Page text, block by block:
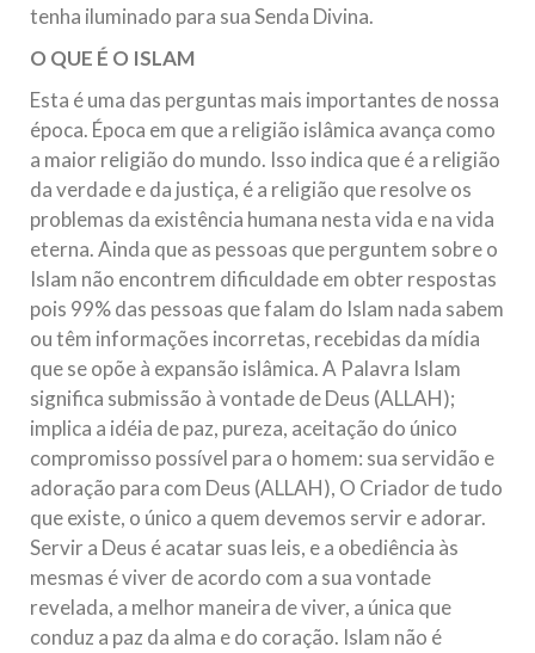
tenha iluminado para sua Senda Divina.
O QUE É O ISLAM
Esta é uma das perguntas mais importantes de nossa
época. Época em que a religião islâmica avança como
a maior religião do mundo. Isso indica que é a religião
da verdade e da justiça, é a religião que resolve os
problemas da existência humana nesta vida e na vida
eterna. Ainda que as pessoas que perguntem sobre o
Islam não encontrem dificuldade em obter respostas
pois 99% das pessoas que falam do Islam nada sabem
ou têm informações incorretas, recebidas da mídia
que se opõe à expansão islâmica. A Palavra Islam
significa submissão à vontade de Deus (ALLAH);
implica a idéia de paz, pureza, aceitação do único
compromisso possível para o homem: sua servidão e
adoração para com Deus (ALLAH), O Criador de tudo
que existe, o único a quem devemos servir e adorar.
Servir a Deus é acatar suas leis, e a obediência às
mesmas é viver de acordo com a sua vontade
revelada, a melhor maneira de viver, a única que
conduz a paz da alma e do coração. Islam não é